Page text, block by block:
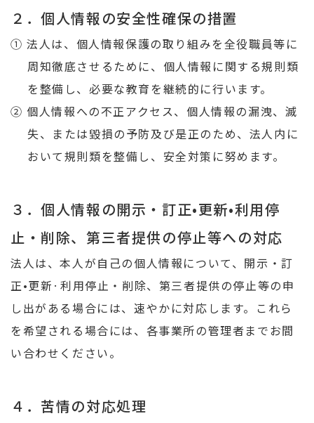
２．個人情報の安全性確保の措置
① 法人は、個人情報保護の取り組みを全役職員等に
周知徹底させるために、個人情報に関する規則類
を整備し、必要な教育を継続的に行います。
② 個人情報への不正アクセス、個人情報の漏洩、滅
失、または毀損の予防及び是正のため、法人内に
おいて規則類を整備し、安全対策に努めます。
３．個人情報の開示・訂正•更新•利用停
止・削除、第三者提供の停止等への対応
法人は、本人が自己の個人情報について、開示・訂
正•更新·利用停止・削除、第三者提供の停止等の申
し出がある場合には、速やかに対応します。これら
を希望される場合には、各事業所の管理者までお間
い合わせください。
４．苦情の対応処理